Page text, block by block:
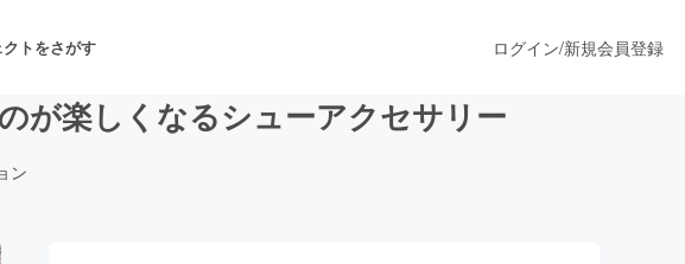
トをさがす ログイン/新規会員登録
が楽しくなるシューアクセサリー
ン